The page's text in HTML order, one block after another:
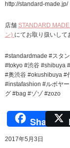
http://standard-made.jp/
店舗 STANDARD MADE
ン) にてお取り扱いして
#standardmade #スタ
#tokyo #渋谷 #shibuya
#奥渋谷 #okushibuya #
#instafashion #ルボヤ
グ #bag #ゾゾ #zozo
Share
2017年5月3日